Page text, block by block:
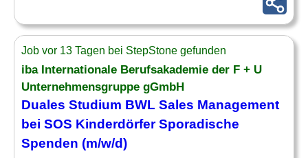
Job vor 13 Tagen bei StepStone gefunden
iba Internationale Berufsakademie der F + U
Unternehmensgruppe gGmbH
Duales Studium BWL Sales Management
bei SOS Kinderdörfer Sporadische
Spenden (m/w/d)